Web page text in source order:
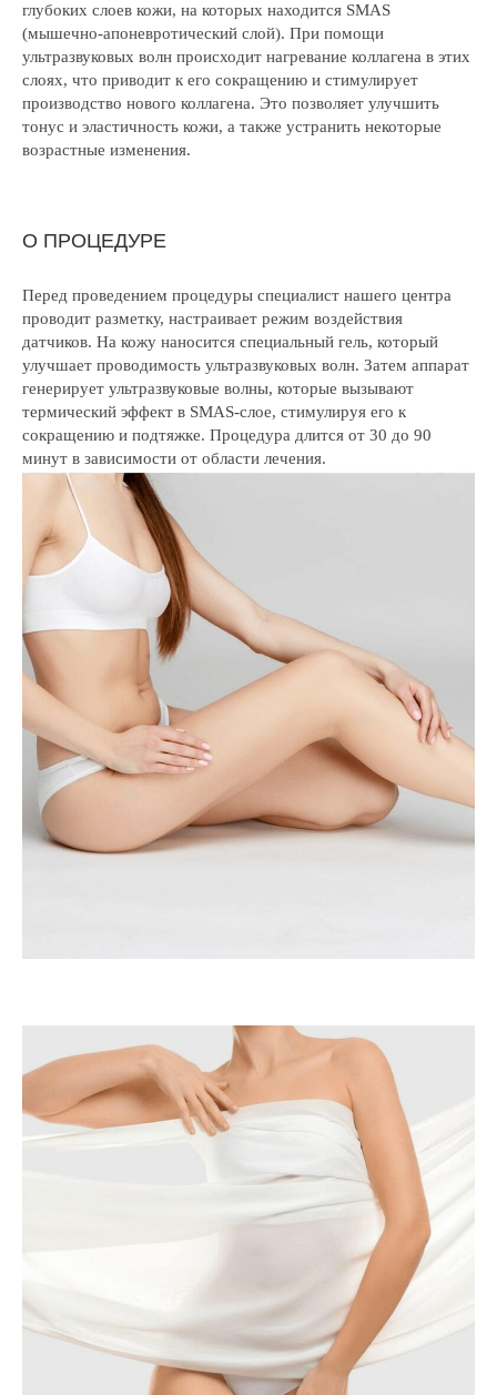
глубоких слоев кожи, на которых находится SMAS
(мышечно-апоневротический слой). При помощи
ультразвуковых волн происходит нагревание коллагена в этих
слоях, что приводит к его сокращению и стимулирует
производство нового коллагена. Это позволяет улучшить
тонус и эластичность кожи, а также устранить некоторые
возрастные изменения.
О ПРОЦЕДУРЕ
Перед проведением процедуры специалист нашего центра
проводит разметку, настраивает режим воздействия
датчиков. На кожу наносится специальный гель, который
улучшает проводимость ультразвуковых волн. Затем аппарат
генерирует ультразвуковые волны, которые вызывают
термический эффект в SMAS-слое, стимулируя его к
сокращению и подтяжке. Процедура длится от 30 до 90
минут в зависимости от области лечения.